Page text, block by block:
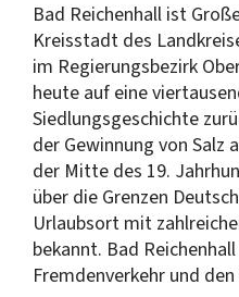
Bad Reichenhall ist
Kreisstadt des
im Regierungsbezirk
heute auf eine
Siedlungsgeschichte
der Gewinnung von Salz
der Mitte des 19.
über die Grenzen
Urlaubsort mit
bekannt. Bad
Fremdenverkehr und